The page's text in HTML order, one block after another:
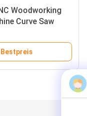
Woodworking
Curve Saw
Bestpreis